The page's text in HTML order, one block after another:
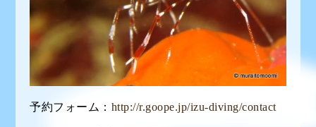
予約フォーム： http://r.goope.jp/izu-diving/contact